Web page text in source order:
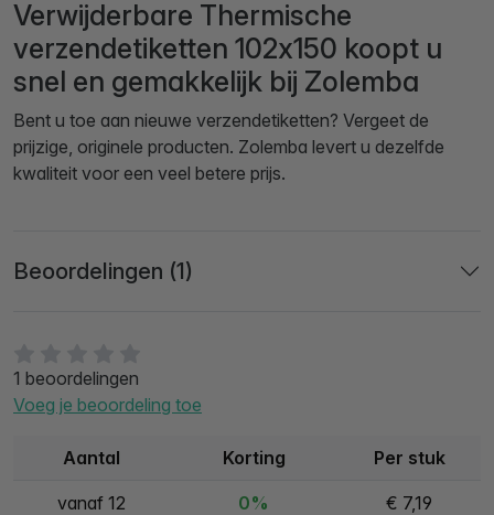
1 beoordelingen
Voeg je beoordeling toe
Aantal Korting Per stuk
vanaf 12 0% € 7,19
Verwijderbare Thermische
verzendetiketten 102x150 koopt u
snel en gemakkelijk bij Zolemba
Bent u toe aan nieuwe verzendetiketten? Vergeet de
prijzige, originele producten. Zolemba levert u dezelfde
kwaliteit voor een veel betere prijs.
Beoordelingen (1)